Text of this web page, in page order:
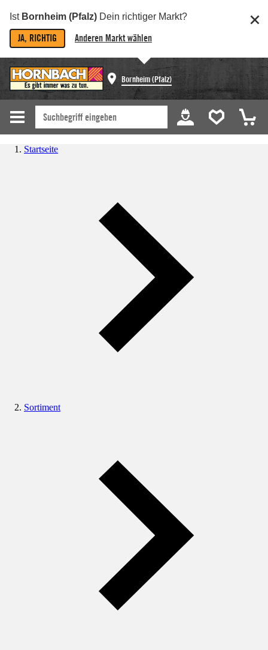
Ist Bornheim (Pfalz) Dein richtiger Markt?
JA, RICHTIG Anderen Markt wählen
Bornheim (Pfalz)
Startseite
Sortiment